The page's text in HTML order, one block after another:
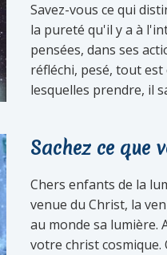
Savez-vous ce qui
la pureté qu'il y a à
pensées, dans ses
réfléchi, pesé, tout
lesquelles prendre, il
Sachez ce que
Chers enfants de la
venue du Christ, la
au monde sa lumière.
votre christ cosmique.